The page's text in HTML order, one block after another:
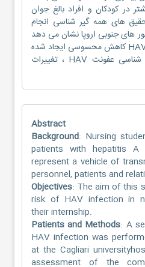
در کودکان و افراد بالغ جوان
(2). اما، تحقیق های همه گیر شناسی انجام
های جنوبی اروپا نشان می دهد
که در مقدار آنتی بادی های HAV کاهش محسوسی ایجاد شده
است و در الگوی همه گیر شناسی عفونت HAV ، تغییرات
Abstract
Background: Nursing
patients with hepatitis
represent a vehicle of
personnel, patients and
Objectives: The aim of this
risk of HAV infection in
their internship.
Patients and Methods: A
HAV infection was
at the Cagliari
assessment of the